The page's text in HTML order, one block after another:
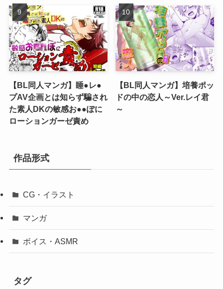
【BL同人マンガ】睡●レ●
プAV企画とは知らず騙され
た素人DKの敏感お●●ぽに
ローションガーゼ責め
【BL同人マンガ】培養ポッ
ドの中の恋人～Ver.レイ君
～
作品形式
CG・イラスト
マンガ
ボイス・ASMR
タグ